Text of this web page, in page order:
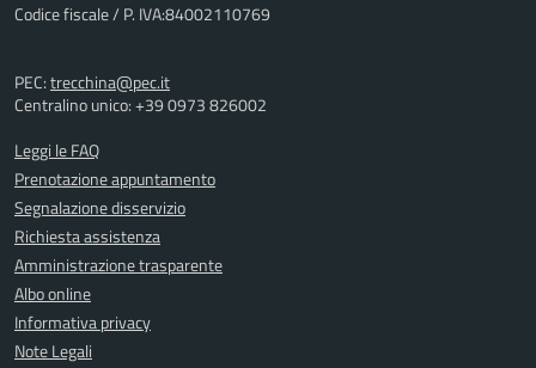
Codice fiscale / P. IVA:84002110769
PEC:trecchina@pec.it
Centralino unico: +39 0973 826002
Leggi le FAQ
Prenotazione appuntamento
Segnalazione disservizio
Richiesta assistenza
Amministrazione trasparente
Albo online
Informativa privacy
Note Legali